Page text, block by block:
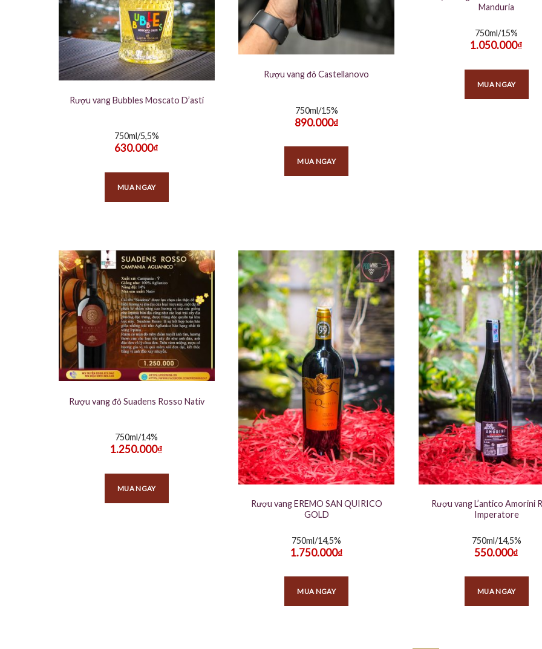
Rượu vang Bubbles Moscato D’asti
750ml/5,5%
630.000₫
MUA NGAY
Rượu vang đỏ Castellanovo
750ml/15%
890.000₫
MUA NGAY
Manduria
750ml/15%
1.050.000₫
MUA NGAY
Rượu vang đỏ Suadens Rosso Nativ
750ml/14%
1.250.000₫
MUA NGAY
Rượu vang EREMO SAN QUIRICO
GOLD
750ml/14,5%
1.750.000₫
MUA NGAY
Rượu vang L’antico Amorini
Imperatore
750ml/14,5%
550.000₫
MUA NGAY